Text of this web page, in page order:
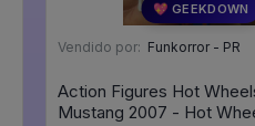
💖 GEEKDOWN
Vendido por: Funkorror - PR
Action Figures Hot
Mustang 2007 - Hot